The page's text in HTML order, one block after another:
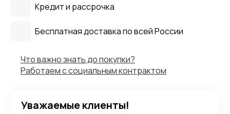
Кредит и рассрочка
Бесплатная доставка по всей России
Что важно знать до покупки?
Работаем с социальным контрактом
Уважаемые клиенты!